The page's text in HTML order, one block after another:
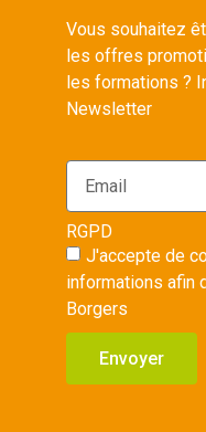
Vous souhaitez
les offres
les formations ?
Newsletter
RGPD
J'accepte de
informations afin
Borgers
Envoyer